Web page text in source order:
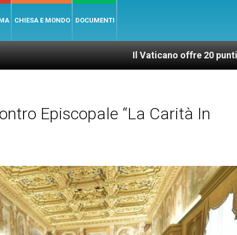
CHIESA E MONDO DOCUMENTI
Il Vaticano offre 20 punti per un
Episcopale “La Carità In